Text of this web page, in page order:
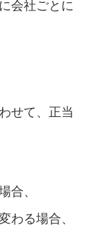
会社ごとに
せて、正当
合、
わる場合、